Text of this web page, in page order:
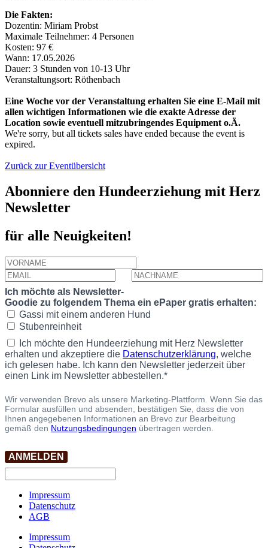
Die Fakten:
Dozentin: Miriam Probst
Maximale Teilnehmer: 4 Personen
Kosten: 97 €
Wann: 17.05.2026
Dauer: 3 Stunden von 10-13 Uhr
Veranstaltungsort: Röthenbach
Eine Woche vor der Veranstaltung erhalten Sie eine E-Mail mit
allen wichtigen Informationen wie die exakte Adresse der
Location sowie eventuell mitzubringendes Equipment o.Ä.
We're sorry, but all tickets sales have ended because the event is
expired.
Zurück zur Eventübersicht
Abonniere den Hundeerziehung mit Herz
Newsletter
für alle Neuigkeiten!
Ich möchte als Newsletter-
Goodie zu folgendem Thema ein ePaper gratis erhalten:
Gassi mit einem anderen Hund
Stubenreinheit
Ich möchte den Hundeerziehung mit Herz Newsletter
erhalten und akzeptiere die Datenschutzerklärung, welche
ich gelesen habe. Ich kann den Newsletter jederzeit über
einen Link im Newsletter abbestellen.*
Wir verwenden Brevo als unsere Marketing-Plattform. Wenn Sie das
Formular ausfüllen und absenden, bestätigen Sie, dass die von
Ihnen angegebenen Informationen an Brevo zur Bearbeitung
gemäß den Nutzungsbedingungen übertragen werden.
ANMELDEN
Impressum
Datenschutz
AGB
Impressum